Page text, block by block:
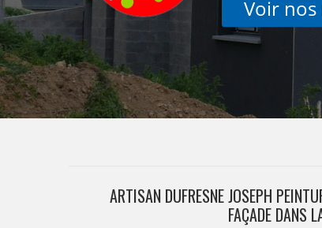
Voir
ARTISAN DUFRESNE JOSEPH
FAÇADE DANS